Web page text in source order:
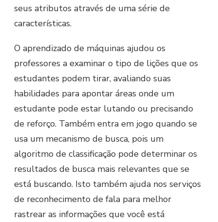
seus atributos através de uma série de
características.
O aprendizado de máquinas ajudou os
professores a examinar o tipo de lições que os
estudantes podem tirar, avaliando suas
habilidades para apontar áreas onde um
estudante pode estar lutando ou precisando
de reforço. Também entra em jogo quando se
usa um mecanismo de busca, pois um
algoritmo de classificação pode determinar os
resultados de busca mais relevantes que se
está buscando. Isto também ajuda nos serviços
de reconhecimento de fala para melhor
rastrear as informações que você está